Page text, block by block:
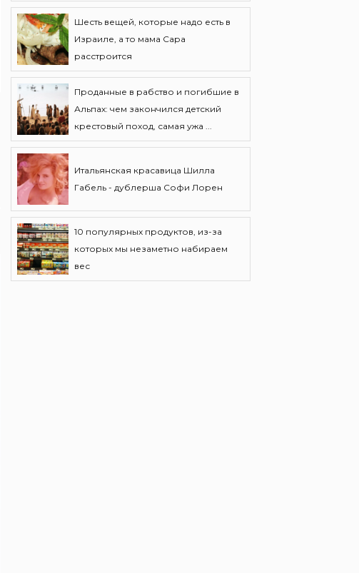
Шесть вещей, которые надо есть в
Израиле, а то мама Сара
расстроится
Проданные в рабство и погибшие в
Альпах: чем закончился детский
крестовый поход, самая ужа ...
Итальянская красавица Шилла
Габель - дублерша Софи Лорен
10 популярных продуктов, из-за
которых мы незаметно набираем
вес